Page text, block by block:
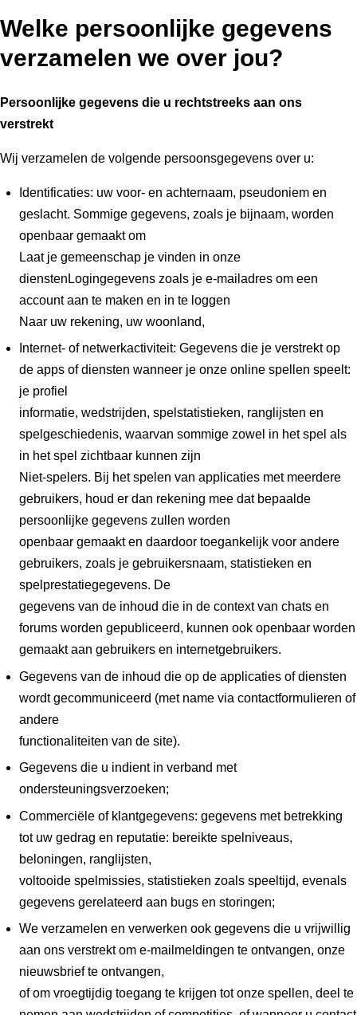
Welke persoonlijke gegevens
verzamelen we over jou?
Persoonlijke gegevens die u rechtstreeks aan ons
verstrekt
Wij verzamelen de volgende persoonsgegevens over u:
Identificaties: uw voor- en achternaam, pseudoniem en
geslacht. Sommige gegevens, zoals je bijnaam, worden
openbaar gemaakt om
Laat je gemeenschap je vinden in onze
dienstenLogingegevens zoals je e-mailadres om een
account aan te maken en in te loggen
Naar uw rekening, uw woonland,
Internet- of netwerkactiviteit: Gegevens die je verstrekt op
de apps of diensten wanneer je onze online spellen speelt:
je profiel
informatie, wedstrijden, spelstatistieken, ranglijsten en
spelgeschiedenis, waarvan sommige zowel in het spel als
in het spel zichtbaar kunnen zijn
Niet-spelers. Bij het spelen van applicaties met meerdere
gebruikers, houd er dan rekening mee dat bepaalde
persoonlijke gegevens zullen worden
openbaar gemaakt en daardoor toegankelijk voor andere
gebruikers, zoals je gebruikersnaam, statistieken en
spelprestatiegegevens. De
gegevens van de inhoud die in de context van chats en
forums worden gepubliceerd, kunnen ook openbaar worden
gemaakt aan gebruikers en internetgebruikers.
Gegevens van de inhoud die op de applicaties of diensten
wordt gecommuniceerd (met name via contactformulieren of
andere
functionaliteiten van de site).
Gegevens die u indient in verband met
ondersteuningsverzoeken;
Commerciële of klantgegevens: gegevens met betrekking
tot uw gedrag en reputatie: bereikte spelniveaus,
beloningen, ranglijsten,
voltooide spelmissies, statistieken zoals speeltijd, evenals
gegevens gerelateerd aan bugs en storingen;
We verzamelen en verwerken ook gegevens die u vrijwillig
aan ons verstrekt om e-mailmeldingen te ontvangen, onze
nieuwsbrief te ontvangen,
of om vroegtijdig toegang te krijgen tot onze spellen, deel te